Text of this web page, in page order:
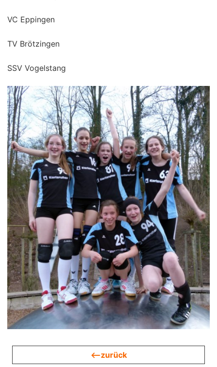
VC Eppingen
TV Brötzingen
SSV Vogelstang
<—zurück